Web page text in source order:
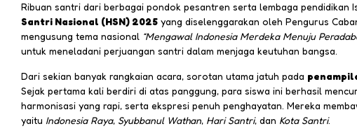
Ribuan santri dari berbagai pondok pesantren serta lembaga pendidikan
Santri Nasional (HSN) 2025 yang diselenggarakan oleh Pengurus
mengusung tema nasional “Mengawal Indonesia Merdeka Menuju
untuk meneladani perjuangan santri dalam menjaga keutuhan bangsa.
Dari sekian banyak rangkaian acara, sorotan utama jatuh pada
Sejak pertama kali berdiri di atas panggung, para siswa ini berhasil
harmonisasi yang rapi, serta ekspresi penuh penghayatan. Mereka
yaitu Indonesia Raya, Syubbanul Wathan, Hari Santri, dan Kota Santri.